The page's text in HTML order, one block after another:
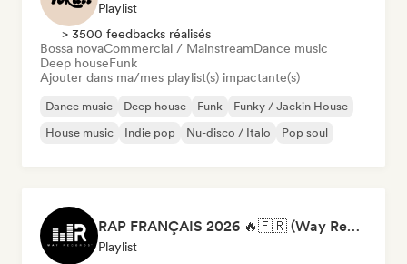
Playlist
> 3500 feedbacks réalisés
Bossa novaCommercial / MainstreamDance music
Deep houseFunk
Ajouter dans ma/mes playlist(s) impactante(s)
Dance music Deep house Funk
Funky / Jackin House
House music
Indie pop Nu-disco / Italo Pop soul
RAP FRANÇAIS 2026 🔥🇫🇷 (Way Records)
Playlist